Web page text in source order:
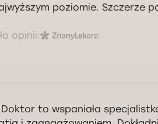
poziomie. Szczerze
opinii:
Doktor to wspaniała